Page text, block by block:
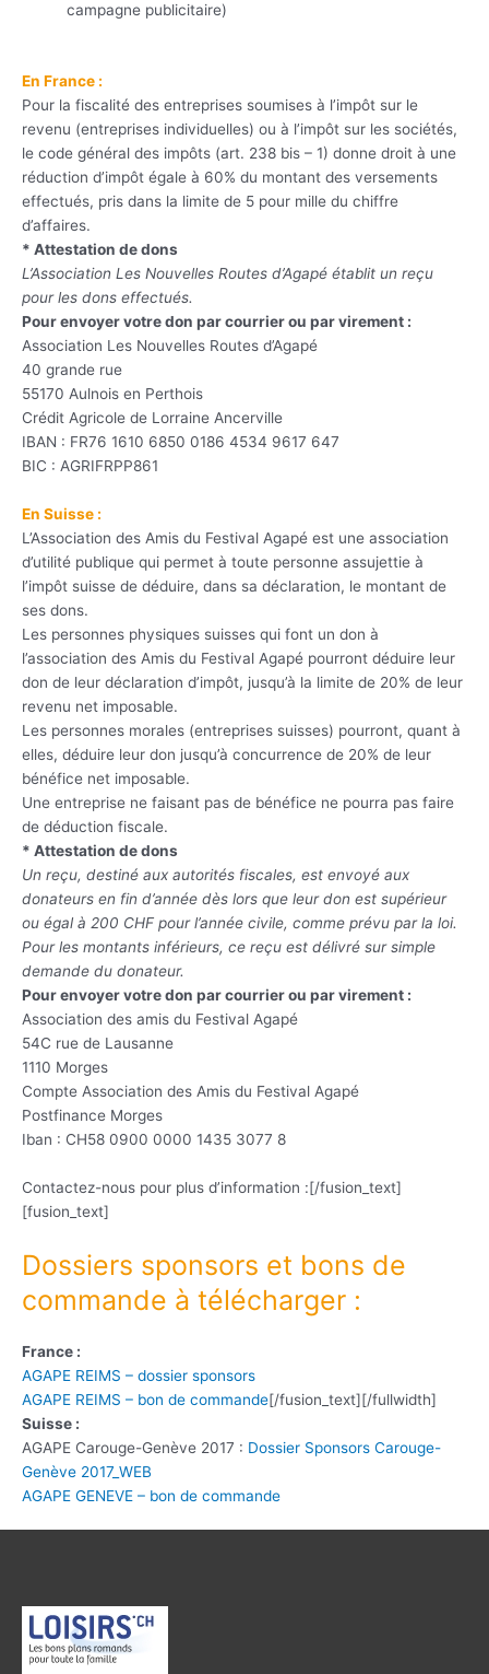
campagne publicitaire)
En France :
Pour la fiscalité des entreprises soumises à l’impôt sur le
revenu (entreprises individuelles) ou à l’impôt sur les sociétés,
le code général des impôts (art. 238 bis – 1) donne droit à une
réduction d’impôt égale à 60% du montant des versements
effectués, pris dans la limite de 5 pour mille du chiffre
d’affaires.
* Attestation de dons
L’Association Les Nouvelles Routes d’Agapé établit un reçu
pour les dons effectués.
Pour envoyer votre don par courrier ou par virement :
Association Les Nouvelles Routes d’Agapé
40 grande rue
55170 Aulnois en Perthois
Crédit Agricole de Lorraine Ancerville
IBAN : FR76 1610 6850 0186 4534 9617 647
BIC : AGRIFRPP861
En Suisse :
L’Association des Amis du Festival Agapé est une association
d’utilité publique qui permet à toute personne assujettie à
l’impôt suisse de déduire, dans sa déclaration, le montant de
ses dons.
Les personnes physiques suisses qui font un don à
l’association des Amis du Festival Agapé pourront déduire leur
don de leur déclaration d’impôt, jusqu’à la limite de 20% de leur
revenu net imposable.
Les personnes morales (entreprises suisses) pourront, quant à
elles, déduire leur don jusqu’à concurrence de 20% de leur
bénéfice net imposable.
Une entreprise ne faisant pas de bénéfice ne pourra pas faire
de déduction fiscale.
* Attestation de dons
Un reçu, destiné aux autorités fiscales, est envoyé aux
donateurs en fin d’année dès lors que leur don est supérieur
ou égal à 200 CHF pour l’année civile, comme prévu par la loi.
Pour les montants inférieurs, ce reçu est délivré sur simple
demande du donateur.
Pour envoyer votre don par courrier ou par virement :
Association des amis du Festival Agapé
54C rue de Lausanne
1110 Morges
Compte Association des Amis du Festival Agapé
Postfinance Morges
Iban : CH58 0900 0000 1435 3077 8
Contactez-nous pour plus d’information :[/fusion_text]
[fusion_text]
Dossiers sponsors et bons de
commande à télécharger :
France :
AGAPE REIMS – dossier sponsors
AGAPE REIMS – bon de commande[/fusion_text][/fullwidth]
Suisse :
AGAPE Carouge-Genève 2017 : Dossier Sponsors Carouge-
Genève 2017_WEB
AGAPE GENEVE – bon de commande